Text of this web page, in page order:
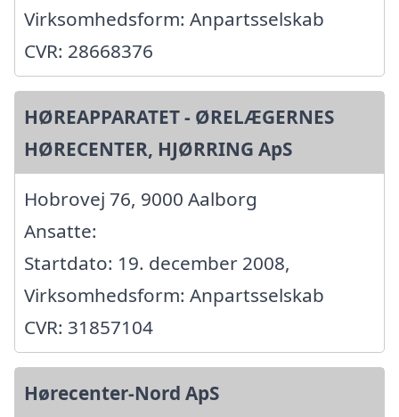
Virksomhedsform: Anpartsselskab
CVR: 28668376
HØREAPPARATET - ØRELÆGERNES
HØRECENTER, HJØRRING ApS
Hobrovej 76, 9000 Aalborg
Ansatte:
Startdato: 19. december 2008,
Virksomhedsform: Anpartsselskab
CVR: 31857104
Hørecenter-Nord ApS